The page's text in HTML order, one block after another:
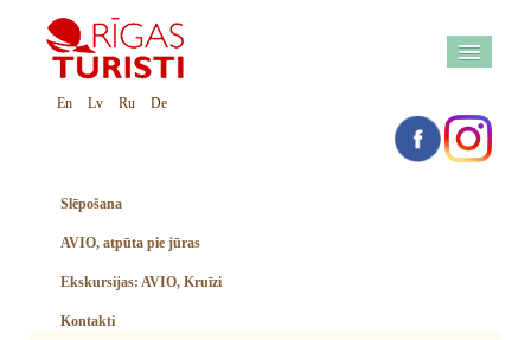
En Lv Ru De
Slēpošana
AVIO, atpūta pie jūras
Ekskursijas: AVIO, Kruīzi
Kontakti